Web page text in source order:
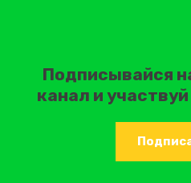
Подписывайся
канал и